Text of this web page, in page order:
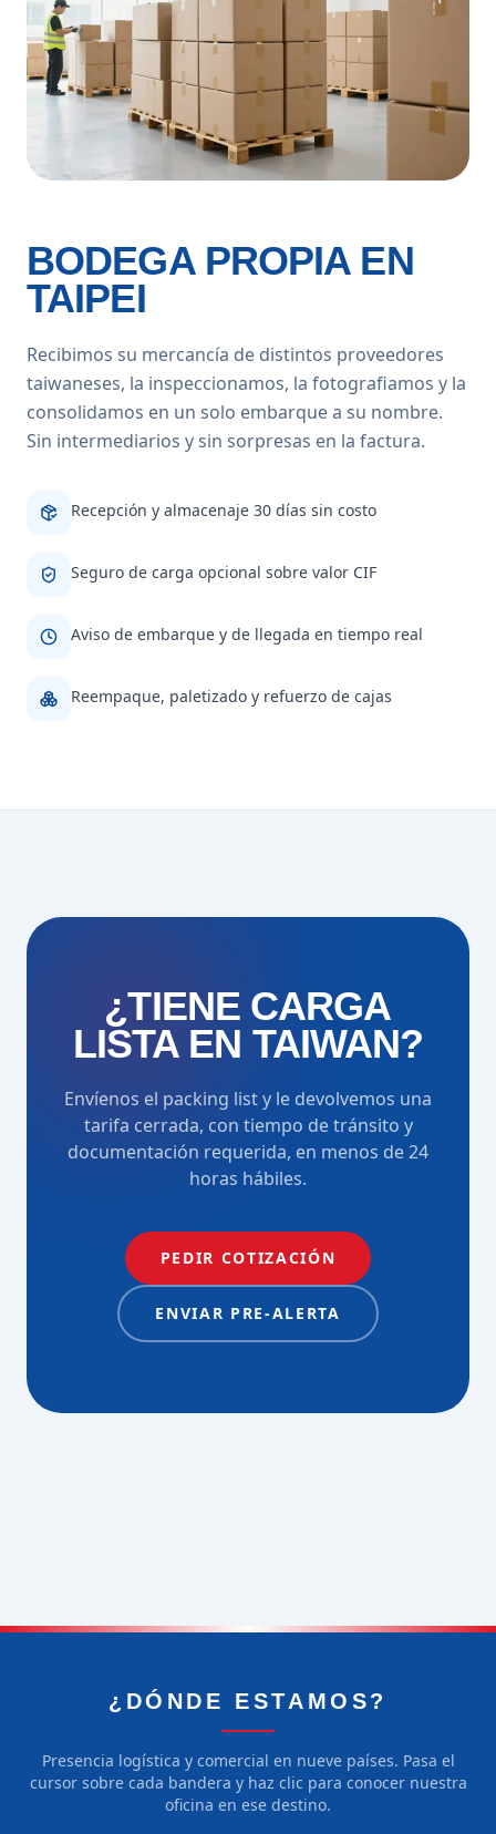
BODEGA PROPIA EN
TAIPEI
Recibimos su mercancía de distintos proveedores
taiwaneses, la inspeccionamos, la fotografiamos y la
consolidamos en un solo embarque a su nombre.
Sin intermediarios y sin sorpresas en la factura.
Recepción y almacenaje 30 días sin costo
Seguro de carga opcional sobre valor CIF
Aviso de embarque y de llegada en tiempo real
Reempaque, paletizado y refuerzo de cajas
¿TIENE CARGA
LISTA EN TAIWAN?
Envíenos el packing list y le devolvemos una
tarifa cerrada, con tiempo de tránsito y
documentación requerida, en menos de 24
horas hábiles.
PEDIR COTIZACIÓN
ENVIAR PRE-ALERTA
¿DÓNDE ESTAMOS?
Presencia logística y comercial en nueve países. Pasa el
cursor sobre cada bandera y haz clic para conocer nuestra
oficina en ese destino.